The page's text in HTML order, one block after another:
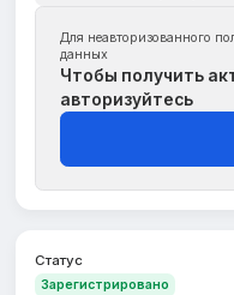
Для неавторизованного
данных
Чтобы получить
авторизуйтесь
Статус
Зарегистрировано